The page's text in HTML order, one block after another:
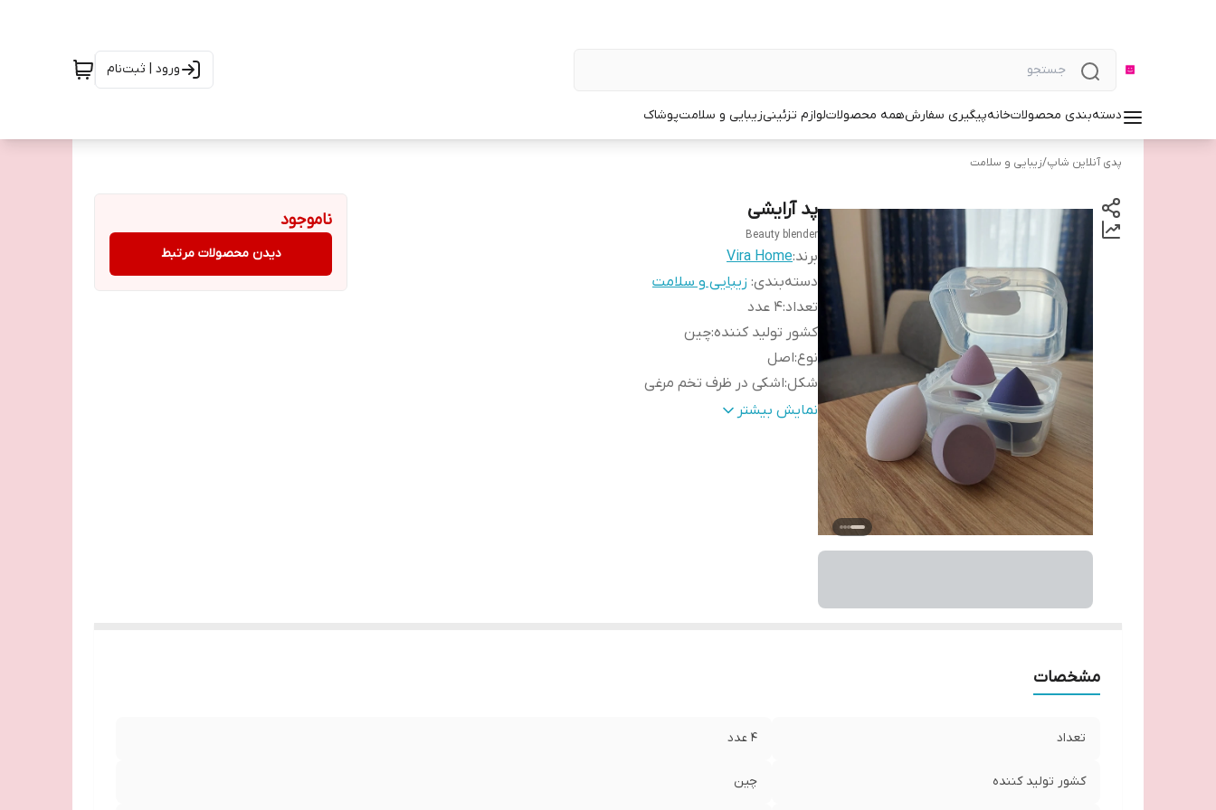
ورود | ثبت‌نام
دسته‌بندی محصولاتخانهپیگیری سفارشهمه محصولاتلوازم تزئینیزیبایی و سلامتپوشاک
پدی آنلاین شاپ/زیبایی و سلامت
پد آرایشی
Beauty blender
برند:Vira Home
دسته‌بندی: زیبایی و سلامت
تعداد:۴ عدد
کشور تولید کننده:چین
نوع:اصل
شکل:اشکی در ظرف تخم مرغی
ارسال فوری
نمایش بیشتر
ناموجود
دیدن محصولات مرتبط
مشخصات
تعداد ۴ عدد
کشور تولید کننده چین